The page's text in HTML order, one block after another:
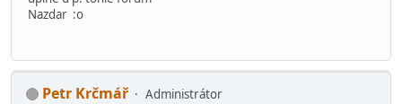
Nazdar :o
Petr Krčmář
Administrátor